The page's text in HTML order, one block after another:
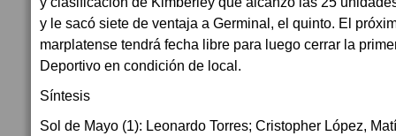
y le sacó siete de ventaja a Germinal, el quinto. El
marplatense tendrá fecha libre para luego cerrar la
Deportivo en condición de local.
Síntesis
Sol de Mayo (1): Leonardo Torres; Cristopher López,